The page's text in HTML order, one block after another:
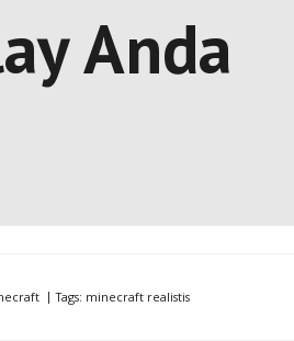
Anda
Tags: minecraft realistis